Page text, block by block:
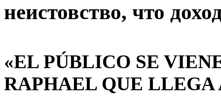
неистовство, что
«EL PÚBLICO SE
RAPHAEL QUE